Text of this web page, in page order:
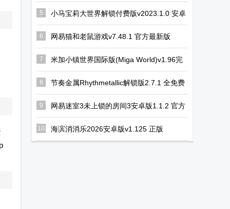
版
5
小马宝莉大世界解锁付费版v2023.1.0 安卓
最新版
6 网易猫和老鼠游戏v7.48.1 官方最新版
7
米加小镇世界国际版(Miga World)v1.96完
整无广告版
8
节奏金属Rhythmetallic解锁版2.7.1 全免费
版
9
网易迷室3未上锁的房间3安卓版1.1.2 官方
手机版
10 海滨消消乐2026安卓版v1.125 正版